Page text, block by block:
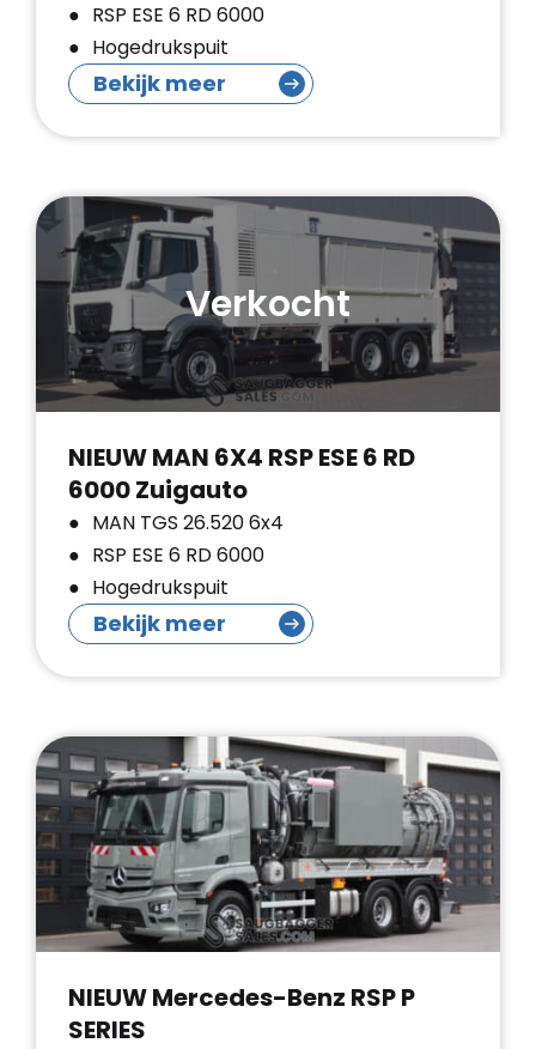
RSP ESE 6 RD 6000
Hogedrukspuit
Bekijk meer
Verkocht
NIEUW MAN 6X4 RSP ESE 6 RD
6000 Zuigauto
MAN TGS 26.520 6x4
RSP ESE 6 RD 6000
Hogedrukspuit
Bekijk meer
NIEUW Mercedes-Benz RSP P
SERIES